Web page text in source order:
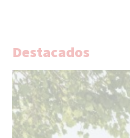
Destacados